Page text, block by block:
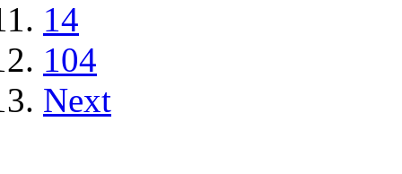
14
104
Next